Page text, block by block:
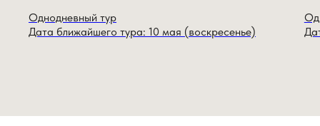
Однодневный тур
Дата ближайшего тура: 10 мая (воскресенье)